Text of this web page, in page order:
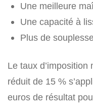
Une meilleure
Une capacité à
Plus de
Le taux d’imposition
réduit de 15 %
euros de résultat